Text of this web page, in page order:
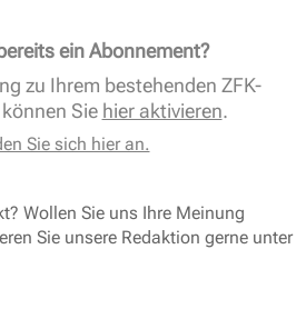
ein Abonnement?
zu Ihrem bestehenden ZFK-
Sie hier aktivieren.
Sie sich hier an.
Wollen Sie uns Ihre Meinung
Sie unsere Redaktion gerne unter